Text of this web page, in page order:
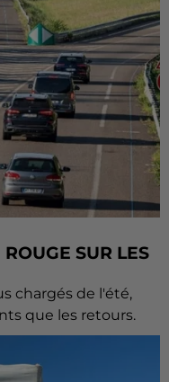
SUR LES
chargés de l'été,
que les retours.